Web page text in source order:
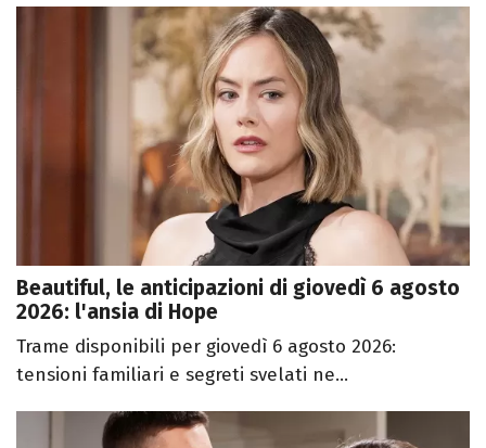
Beautiful, le anticipazioni di giovedì 6 agosto
2026: l'ansia di Hope
Trame disponibili per giovedì 6 agosto 2026:
tensioni familiari e segreti svelati ne...